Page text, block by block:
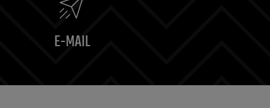
E-MAIL